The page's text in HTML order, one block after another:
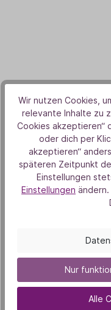
Wir nutzen Cookies,
relevante Inhalte zu
Cookies akzeptieren“
oder dich per
akzeptieren“
späteren Zeitpunkt
Einstellungen
Einstellungen
Nur
Alle